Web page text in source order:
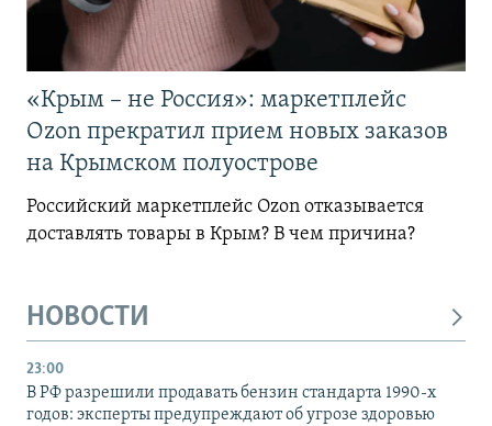
«Крым – не Россия»: маркетплейс
Ozon прекратил прием новых заказов
на Крымском полуострове
Российский маркетплейс Ozon отказывается
доставлять товары в Крым? В чем причина?
НОВОСТИ
23:00
В РФ разрешили продавать бензин стандарта 1990-х
годов: эксперты предупреждают об угрозе здоровью